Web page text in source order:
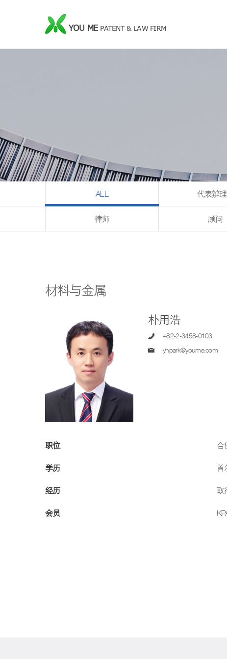
YOU ME PATENT & LAW FIRM
ALL 代表辨
律师 顾问
材料与金属
朴用浩
+82-2-3458-0103
yhpark@youme.com
职位 合
学历 首
经历 取
会员